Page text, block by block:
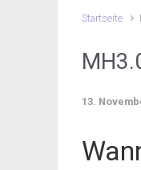
Startseite
13.